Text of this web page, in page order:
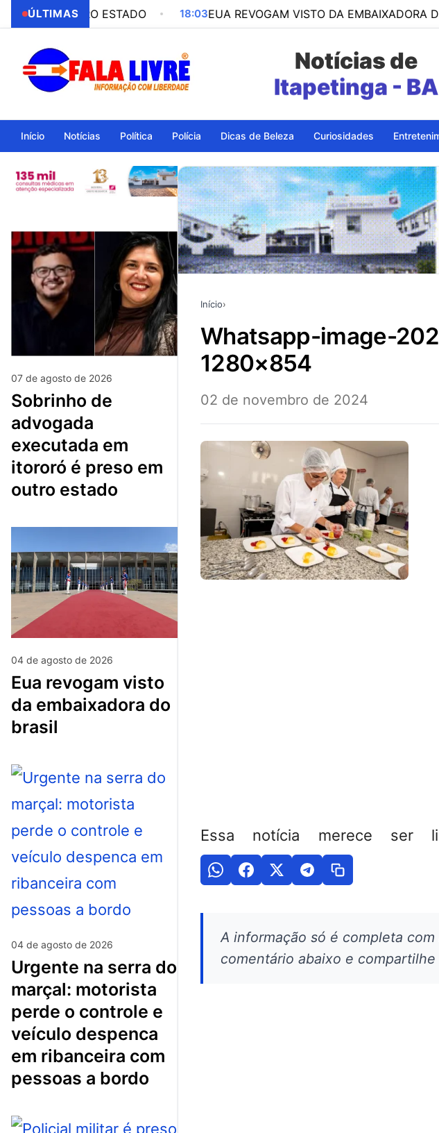
ÚLTIMAS
ESTADO 18:03EUA REVOGAM VISTO DA EMBAIXADORA DO BRASIL
Notícias de
Itapetinga
Início Notícias Política Polícia Dicas de Beleza Curiosidades
07 de agosto de 2026
sobrinho de
advogada
executada em
itororó é preso em
outro estado
04 de agosto de 2026
eua revogam visto
da embaixadora do
brasil
04 de agosto de 2026
urgente na serra do
marçal: motorista
perde o controle e
veículo despenca
em ribanceira com
pessoas a bordo
Início›
whatsapp-image-2024-11-01-at-16.37.44-6-
1280×854
02 de novembro de 2024
Essa notícia merece ser
A informação só é completa
comentário abaixo e